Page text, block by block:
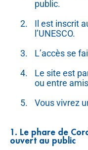
public.
Il est inscrit
l’UNESCO.
L’accès se
Le site est
ou entre
Vous vivrez
1. Le phare de
ouvert au public